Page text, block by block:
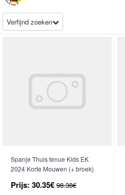
Verfijnd zoeken
Spanje Thuis tenue Kids EK
2024 Korte Mouwen (+ broek)
Prijs: 30.35€ 98.38€